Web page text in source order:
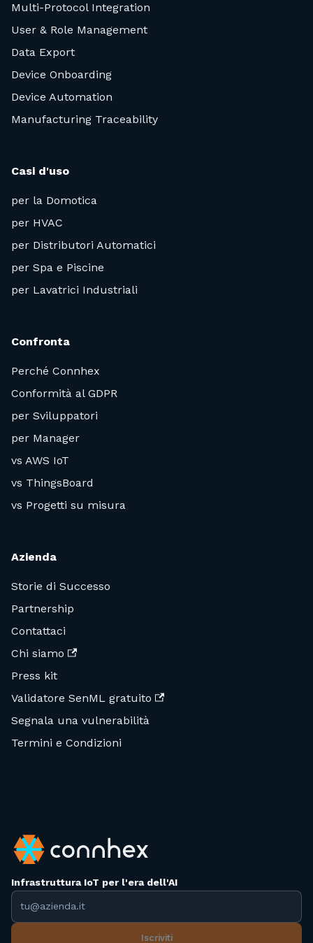
Multi-Protocol Integration
User & Role Management
Data Export
Device Onboarding
Device Automation
Manufacturing Traceability
Casi d'uso
per la Domotica
per HVAC
per Distributori Automatici
per Spa e Piscine
per Lavatrici Industriali
Confronta
Perché Connhex
Conformità al GDPR
per Sviluppatori
per Manager
vs AWS IoT
vs ThingsBoard
vs Progetti su misura
Azienda
Storie di Successo
Partnership
Contattaci
Chi siamo
Press kit
Validatore SenML gratuito
Segnala una vulnerabilità
Termini e Condizioni
Infrastruttura IoT per l'era dell'AI
Indirizzo email
Iscriviti